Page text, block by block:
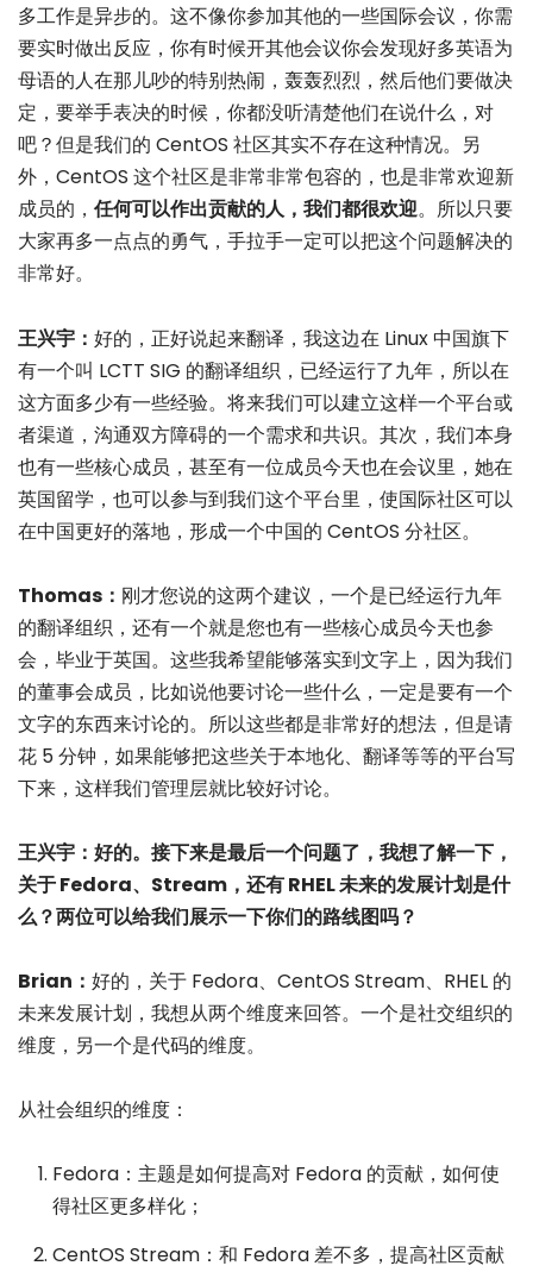
多工作是异步的。这不像你参加其他的一些国际会议，你需
要实时做出反应，你有时候开其他会议你会发现好多英语为
母语的人在那儿吵的特别热闹，轰轰烈烈，然后他们要做决
定，要举手表决的时候，你都没听清楚他们在说什么，对
吧？但是我们的 CentOS 社区其实不存在这种情况。另
外，CentOS 这个社区是非常非常包容的，也是非常欢迎新
成员的， 任何可以作出贡献的人，我们都很欢迎。所以只要
大家再多一点点的勇气，手拉手一定可以把这个问题解决的
非常好。
王兴宇： 好的，正好说起来翻译，我这边在 Linux 中国旗下
有一个叫 LCTT SIG 的翻译组织，已经运行了九年，所以在
这方面多少有一些经验。将来我们可以建立这样一个平台或
者渠道，沟通双方障碍的一个需求和共识。其次，我们本身
也有一些核心成员，甚至有一位成员今天也在会议里，她在
英国留学，也可以参与到我们这个平台里，使国际社区可以
在中国更好的落地，形成一个中国的 CentOS 分社区。
Thomas： 刚才您说的这两个建议，一个是已经运行九年
的翻译组织，还有一个就是您也有一些核心成员今天也参
会，毕业于英国。这些我希望能够落实到文字上，因为我们
的董事会成员，比如说他要讨论一些什么，一定是要有一个
文字的东西来讨论的。所以这些都是非常好的想法，但是请
花 5 分钟，如果能够把这些关于本地化、翻译等等的平台写
下来，这样我们管理层就比较好讨论。
王兴宇：好的。接下来是最后一个问题了，我想了解一下，
关于 Fedora、Stream，还有 RHEL 未来的发展计划是什
么？两位可以给我们展示一下你们的路线图吗？
Brian： 好的，关于 Fedora、CentOS Stream、RHEL 的
未来发展计划，我想从两个维度来回答。一个是社交组织的
维度，另一个是代码的维度。
从社会组织的维度：
Fedora：主题是如何提高对 Fedora 的贡献，如何使
得社区更多样化；
CentOS Stream：和 Fedora 差不多，提高社区贡献